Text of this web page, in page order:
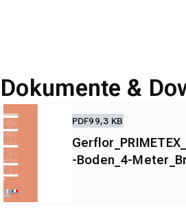
Dokumente &
PDF99,3 KB
-Boden_4-